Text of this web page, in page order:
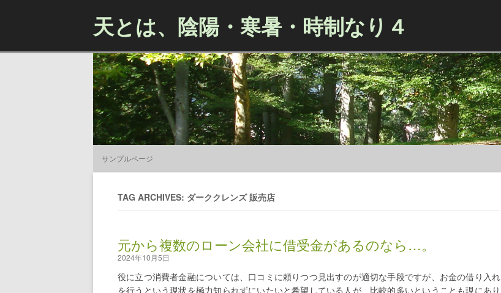
天とは、陰陽・寒暑・時制なり４
サンプルページ
TAG ARCHIVES: ダーククレンズ 販売店
元から複数のローン会社に借受金があるのなら…。
2024年10月5日
役に立つ消費者金融については、口コミに頼りつつ見出すのが適切な手段ですが、お金の借り入れ
を行うという現状を極力知られずにいたいと希望している人が、比較的多いということも現にあり